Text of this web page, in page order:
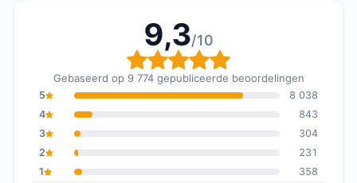
9,3/10
Algemene beoordeling:
Gebaseerd op 9 774 gepubliceerde beoordelingen
5
8 038
4
843
3
304
2
231
1
358